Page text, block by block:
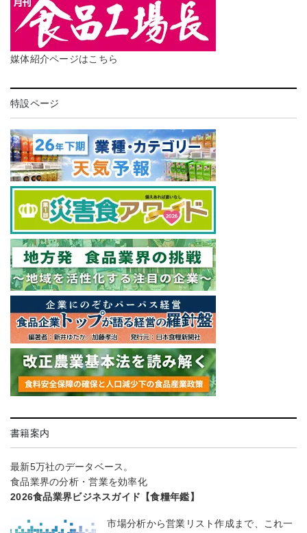
媒体紹介ページはこちら
特設ページ
書籍案内
最新5万社のデータベース。
食品業界の分析・営業を効率化
2026食品業界ビジネスガイド【食糧年鑑】
市場分析から営業リスト作成まで、これ一